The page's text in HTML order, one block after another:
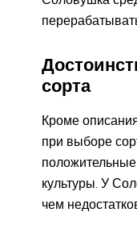
сорта
Кроме
при выборе
культуры. У
чем